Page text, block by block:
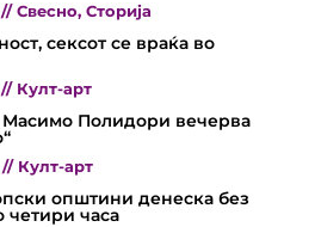
// Свесно, Сторија
сексот се враќа во
// Култ-арт
Масимо Полидори вечерва
// Култ-арт
општини денеска без
четири часа